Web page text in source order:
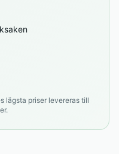
lägsta priser levereras till